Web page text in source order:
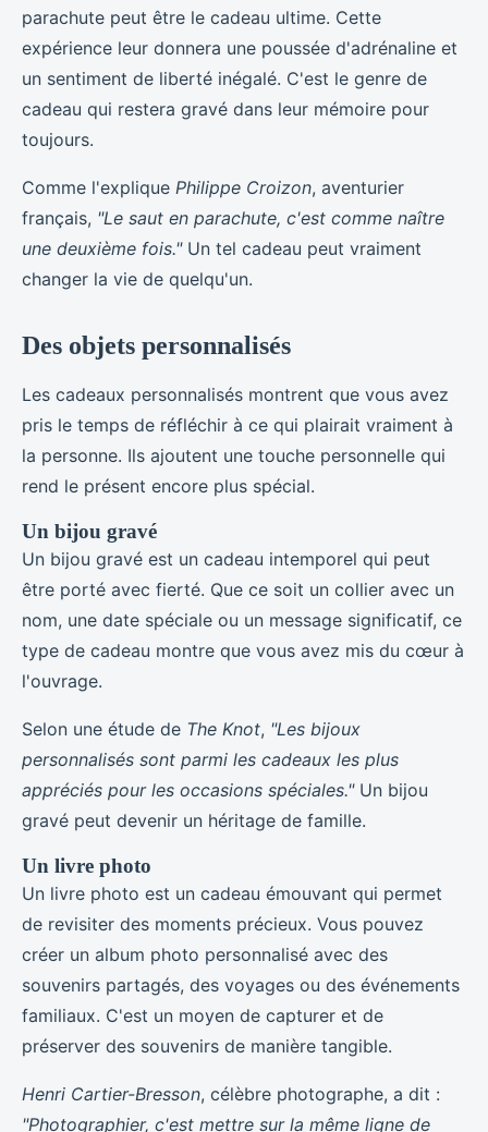
parachute peut être le cadeau ultime. Cette
expérience leur donnera une poussée d'adrénaline et
un sentiment de liberté inégalé. C'est le genre de
cadeau qui restera gravé dans leur mémoire pour
toujours.
Comme l'explique Philippe Croizon, aventurier
français, "Le saut en parachute, c'est comme naître
une deuxième fois."Un tel cadeau peut vraiment
changer la vie de quelqu'un.
Des objets personnalisés
Les cadeaux personnalisés montrent que vous avez
pris le temps de réfléchir à ce qui plairait vraiment à
la personne. Ils ajoutent une touche personnelle qui
rend le présent encore plus spécial.
Un bijou gravé
Un bijou gravé est un cadeau intemporel qui peut
être porté avec fierté. Que ce soit un collier avec un
nom, une date spéciale ou un message significatif, ce
type de cadeau montre que vous avez mis du cœur à
l'ouvrage.
Selon une étude de The Knot, "Les bijoux
personnalisés sont parmi les cadeaux les plus
appréciés pour les occasions spéciales."Un bijou
gravé peut devenir un héritage de famille.
Un livre photo
Un livre photo est un cadeau émouvant qui permet
de revisiter des moments précieux. Vous pouvez
créer un album photo personnalisé avec des
souvenirs partagés, des voyages ou des événements
familiaux. C'est un moyen de capturer et de
préserver des souvenirs de manière tangible.
Henri Cartier-Bresson, célèbre photographe, a dit :
"Photographier, c'est mettre sur la même ligne de